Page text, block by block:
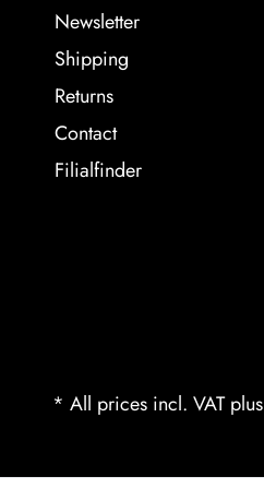
Newsletter
Shipping
Returns
Contact
Filialfinder
* All prices incl. VAT plus